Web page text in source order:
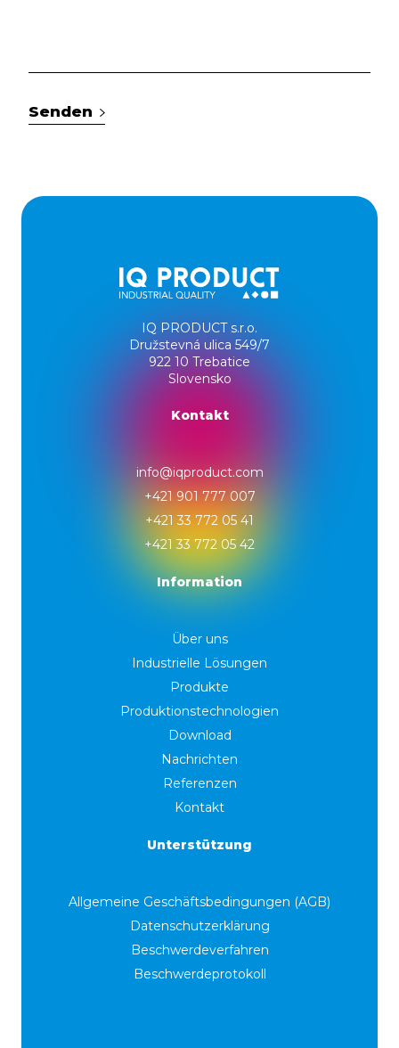
Senden
IQ PRODUCT s.r.o.
Družstevná ulica 549/7
922 10 Trebatice
Slovensko
Kontakt
info@iqproduct.com
+421 901 777 007
+421 33 772 05 41
+421 33 772 05 42
Information
Über uns
Industrielle Lösungen
Produkte
Produktionstechnologien
Download
Nachrichten
Referenzen
Kontakt
Unterstützung
Allgemeine Geschäftsbedingungen (AGB)
Datenschutzerklärung
Beschwerdeverfahren
Beschwerdeprotokoll